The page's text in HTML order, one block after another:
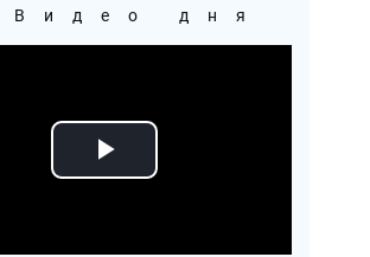
Видео дня
Play